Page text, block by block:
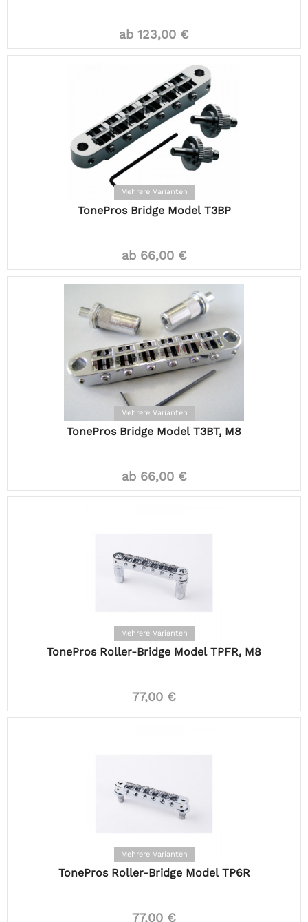
ab 123,00 €
Mehrere Varianten
TonePros Bridge Model T3BP
ab 66,00 €
Mehrere Varianten
TonePros Bridge Model T3BT, M8
ab 66,00 €
Mehrere Varianten
TonePros Roller-Bridge Model TPFR, M8
77,00 €
Mehrere Varianten
TonePros Roller-Bridge Model TP6R
77,00 €